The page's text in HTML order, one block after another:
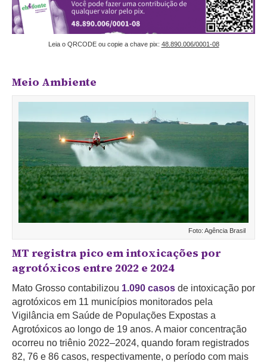
Leia o QRCODE ou copie a chave pix: 48.890.006/0001-08
Meio Ambiente
Foto: Agência Brasil
MT registra pico em intoxicações por
agrotóxicos entre 2022 e 2024
Mato Grosso contabilizou 1.090 casos de intoxicação por
agrotóxicos em 11 municípios monitorados pela
Vigilância em Saúde de Populações Expostas a
Agrotóxicos ao longo de 19 anos. A maior concentração
ocorreu no triênio 2022–2024, quando foram registrados
82, 76 e 86 casos, respectivamente, o período com mais